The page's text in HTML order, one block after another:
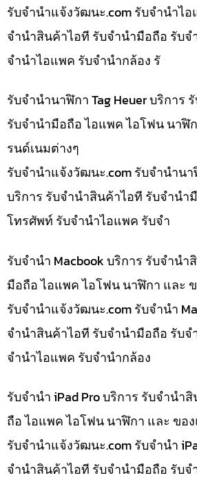
รับจํานําแจ้งวัฒนะ.com รับจำนำไ
จำนำสินค้าไอที รับจำนำมือถือ รับ
จำนำไอแพค รับจำนำกล้อง รั
รับจำนำนาฬิกา Tag Heuer บริการ
รับจำนำมือถือ ไอแพค ไอโฟน นาฬิ
รนด์เนมต่างๆ
รับจํานําแจ้งวัฒนะ.com รับจำนำนา
บริการ รับจำนำสินค้าไอที รับจำนำ
โทรศัพท์ รับจำนำไอแพค รับจำ
รับจำนำ Macbook บริการ รับจำน
มือถือ ไอแพค ไอโฟน นาฬิกา และ
รับจํานําแจ้งวัฒนะ.com รับจำนำ
จำนำสินค้าไอที รับจำนำมือถือ รับ
จำนำไอแพค รับจำนำกล้อง
รับจำนำ iPad Pro บริการ รับจำนำ
ถือ ไอแพค ไอโฟน นาฬิกา และ ขอ
รับจํานําแจ้งวัฒนะ.com รับจำนำ
จำนำสินค้าไอที รับจำนำมือถือ รับ